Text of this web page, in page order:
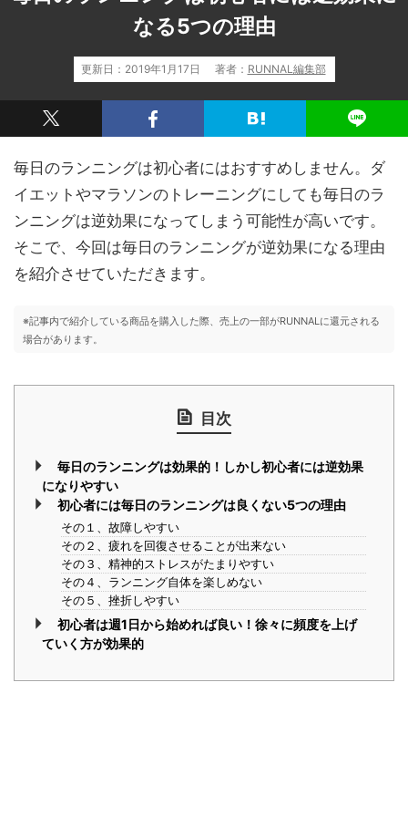
なる5つの理由
更新日： 2019年1月17日 著者： RUNNAL編集部
毎日のランニングは初心者にはおすすめしません。ダ
イエットやマラソンのトレーニングにしても毎日のラ
ンニングは逆効果になってしまう可能性が高いです。
そこで、今回は毎日のランニングが逆効果になる理由
を紹介させていただきます。
※記事内で紹介している商品を購入した際、売上の一部がRUNNALに還元される
場合があります。
目次
毎日のランニングは効果的！しかし初心者には逆効果
になりやすい
初心者には毎日のランニングは良くない5つの理由
その１、故障しやすい
その２、疲れを回復させることが出来ない
その３、精神的ストレスがたまりやすい
その４、ランニング自体を楽しめない
その５、挫折しやすい
初心者は週1日から始めれば良い！徐々に頻度を上げ
ていく方が効果的